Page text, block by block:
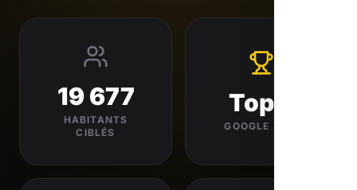
19 677
HABITANTS
CIBLÉS
Top 3
GOOGLE VISÉ